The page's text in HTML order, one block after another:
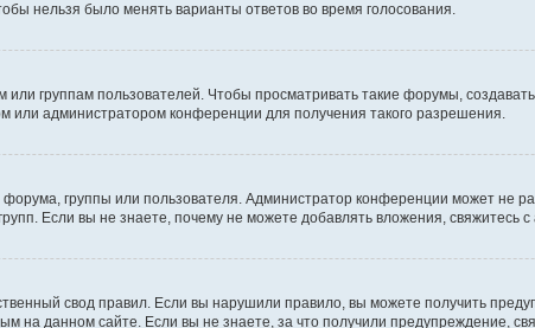
нельзя было менять варианты ответов во время голосования.
группам пользователей. Чтобы просматривать такие форумы,
или администратором конференции для получения такого разрешения.
группы или пользователя. Администратор конференции может не
Если вы не знаете, почему не можете добавлять вложения, свяжитесь
свод правил. Если вы нарушили правило, вы можете получить
на данном сайте. Если вы не знаете, за что получили предупреждение,